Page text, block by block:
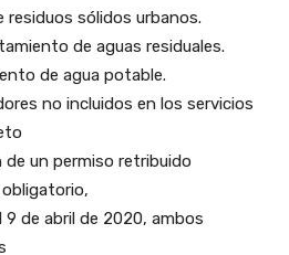
residuos sólidos urbanos.
de aguas residuales.
de agua potable.
no incluidos en los servicios
un permiso retribuido
de abril de 2020, ambos